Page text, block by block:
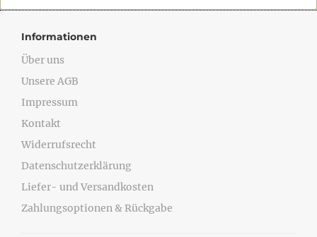
Informationen
Über uns
Unsere AGB
Impressum
Kontakt
Widerrufsrecht
Datenschutzerklärung
Liefer- und Versandkosten
Zahlungsoptionen & Rückgabe